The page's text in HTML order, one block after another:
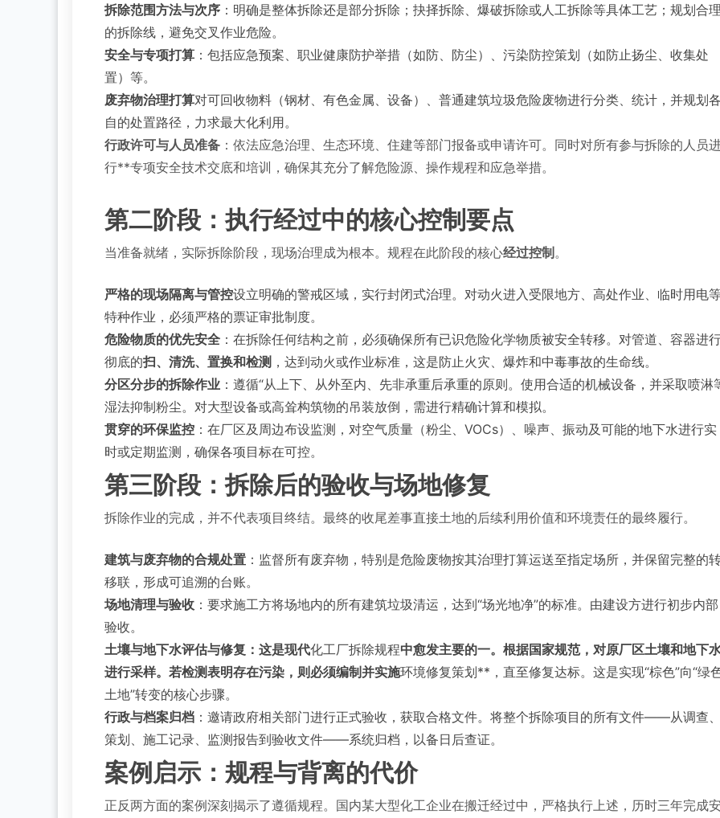
拆除范围方法与次序：明确是整体拆除还是部分拆除；抉择拆除、爆破拆除或人工拆除等具体工艺；规划合理
的拆除线，避免交叉作业危险。
安全与专项打算：包括应急预案、职业健康防护举措（如防、防尘）、污染防控策划（如防止扬尘、收集处
置）等。
废弃物治理打算对可回收物料（钢材、有色金属、设备）、普通建筑垃圾危险废物进行分类、统计，并规划各
自的处置路径，力求最大化利用。
行政许可与人员准备：依法应急治理、生态环境、住建等部门报备或申请许可。同时对所有参与拆除的人员
行**专项安全技术交底和培训，确保其充分了解危险源、操作规程和应急举措。
第二阶段：执行经过中的核心控制要点
当准备就绪，实际拆除阶段，现场治理成为根本。规程在此阶段的核心经过控制。
严格的现场隔离与管控设立明确的警戒区域，实行封闭式治理。对动火进入受限地方、高处作业、临时用电
特种作业，必须严格的票证审批制度。
危险物质的优先安全：在拆除任何结构之前，必须确保所有已识危险化学物质被安全转移。对管道、容器进
彻底的扫、清洗、置换和检测 ，达到动火或作业标准，这是防止火灾、爆炸和中毒事故的生命线。
分区分步的拆除作业：遵循“从上下、从外至内、先非承重后承重的原则。使用合适的机械设备，并采取喷淋
湿法抑制粉尘。对大型设备或高耸构筑物的吊装放倒，需进行精确计算和模拟。
贯穿的环保监控：在厂区及周边布设监测，对空气质量（粉尘、VOCs）、噪声、振动及可能的地下水进行实
时或定期监测，确保各项目标在可控。
第三阶段：拆除后的验收与场地修复
拆除作业的完成，并不代表项目终结。最终的收尾差事直接土地的后续利用价值和环境责任的最终履行。
建筑与废弃物的合规处置：监督所有废弃物，特别是危险废物按其治理打算运送至指定场所，并保留完整的
移联，形成可追溯的台账。
场地清理与验收：要求施工方将场地内的所有建筑垃圾清运，达到“场光地净”的标准。由建设方进行初步内部
验收。
土壤与地下水评估与修复：这是现代化工厂拆除规程中愈发主要的一。根据国家规范，对原厂区土壤和地下
进行采样。若检测表明存在污染，则必须编制并实施环境修复策划**，直至修复达标。这是实现“棕色”向“绿
土地”转变的核心步骤。
行政与档案归档：邀请政府相关部门进行正式验收，获取合格文件。将整个拆除项目的所有文件——从调查、
策划、施工记录、监测报告到验收文件——系统归档，以备日后查证。
案例启示：规程与背离的代价
正反两方面的案例深刻揭示了遵循规程。国内某大型化工企业在搬迁经过中，严格执行上述，历时三年完成